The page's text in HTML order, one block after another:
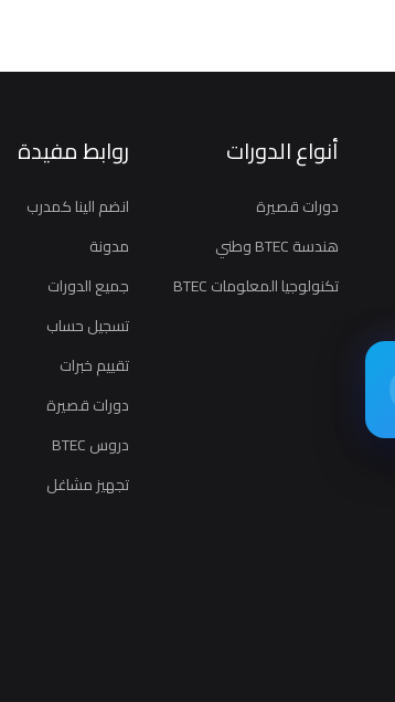
مع إبراز دور
على البيئةأنواع الدورات
دورات قصيرة
هندسة BTEC وطني
تكنولوجيا المعلومات BTEC
روابط مفيدة
انضم الينا كمدرب
مدونة
جميع الدورات
تسجيل حساب
تقييم خبرات
دورات قصيرة
دروس BTEC
تجهيز مشاغل